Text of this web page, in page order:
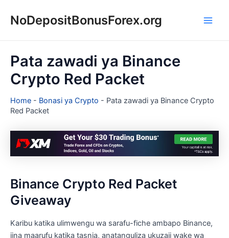
NoDepositBonusForex.org
Pata zawadi ya Binance
Crypto Red Packet
Home - Bonasi ya Crypto - Pata zawadi ya Binance Crypto
Red Packet
Binance Crypto Red Packet
Giveaway
Karibu katika ulimwengu wa sarafu-fiche ambapo Binance,
jina maarufu katika tasnia, anatanguliza ukuzaji wake wa